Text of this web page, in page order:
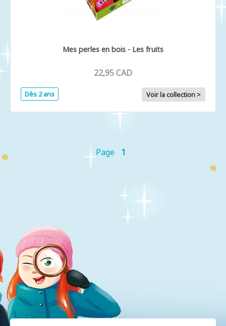
Mes perles en bois - Les fruits
22,95 CAD
Dès 2 ans Voir la collection >
Page 1